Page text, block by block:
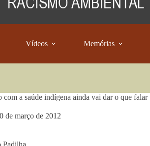
Vídeos Memórias
com a saúde indígena ainda vai dar o que falar
de março de 2012
Padilha